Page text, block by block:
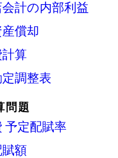
計の内部利益
償却
算
調整表
問題
予定配賦率
額